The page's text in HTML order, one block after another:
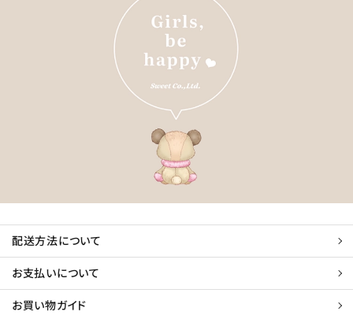
配送方法について
お支払いについて
お買い物ガイド